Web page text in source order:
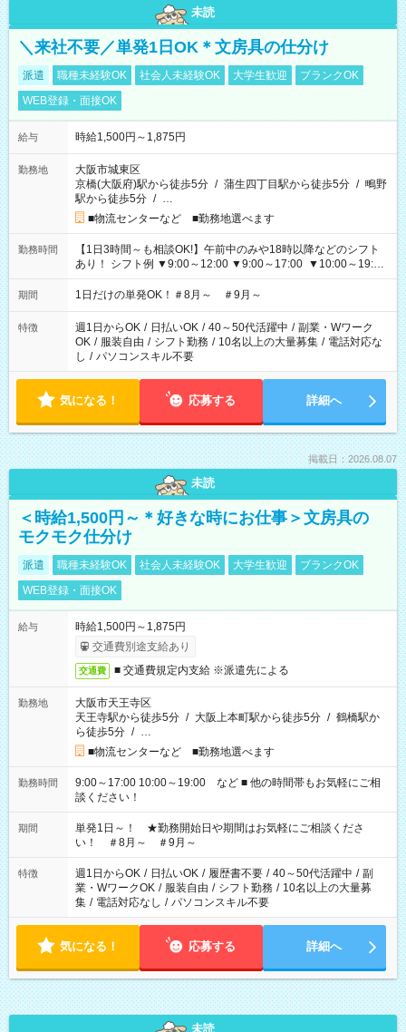
未読
＼来社不要／単発1日OK＊文房具の仕分け
派遣 職種未経験OK 社会人未経験OK 大学生歓迎
ブランクOK
WEB登録・面接OK
給与 時給1,500円～1,875円
勤務地
大阪市城東区
京橋(大阪府)駅から徒歩5分 / 蒲生四丁目駅から徒歩5分 / 鴫野
駅から徒歩5分 / …
■物流センターなど ■勤務地選べます
勤務時間
【1日3時間～も相談OK!】午前中のみや18時以降などのシフト
あり！ シフト例 ▼9:00～12:00 ▼9:00～17:00 ▼10:00～19:00
▼18:00～21:00
期間 1日だけの単発OK！＃8月～ ＃9月～
特徴 週1日からOK / 日払いOK / 40～50代活躍中 / 副業・Wワーク
OK / 服装自由 / シフト勤務 / 10名以上の大量募集 / 電話対応な
し / パソコンスキル不要
気になる！ 応募する 詳細へ
掲載日：2026.08.07
未読
＜時給1,500円～＊好きな時にお仕事＞文房具の
モクモク仕分け
派遣 職種未経験OK 社会人未経験OK 大学生歓迎
ブランクOK
WEB登録・面接OK
給与
時給1,500円～1,875円
交通費別途支給あり
交通費 ■ 交通費規定内支給 ※派遣先による
勤務地
大阪市天王寺区
天王寺駅から徒歩5分 / 大阪上本町駅から徒歩5分 / 鶴橋駅か
ら徒歩5分 / …
■物流センターなど ■勤務地選べます
勤務時間
9:00～17:00 10:00～19:00 など ■ 他の時間帯もお気軽にご相
談ください！
期間
単発1日～！ ★勤務開始日や期間はお気軽にご相談くださ
い！ ＃8月～ ＃9月～
特徴 週1日からOK / 日払いOK / 履歴書不要 / 40～50代活躍中 / 副
業・WワークOK / 服装自由 / シフト勤務 / 10名以上の大量募
集 / 電話対応なし / パソコンスキル不要
気になる！ 応募する 詳細へ
未読